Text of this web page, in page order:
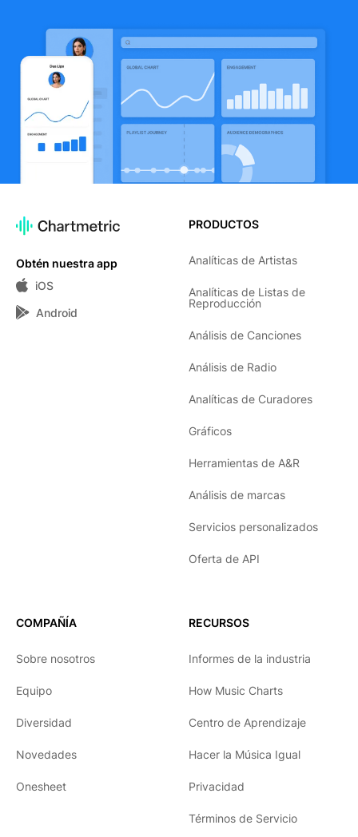
Obtén nuestra app
iOS
Android
PRODUCTOS
Analíticas de Artistas
Analíticas de Listas de
Reproducción
Análisis de Canciones
Análisis de Radio
Analíticas de Curadores
Gráficos
Herramientas de A&R
Análisis de marcas
Servicios personalizados
Oferta de API
COMPAÑÍA
Sobre nosotros
Equipo
Diversidad
Novedades
Onesheet
RECURSOS
Informes de la industria
How Music Charts
Centro de Aprendizaje
Hacer la Música Igual
Privacidad
Términos de Servicio